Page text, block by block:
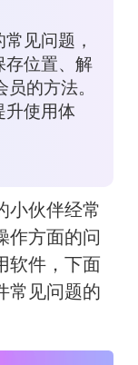
见问题，
存位置、解
的方法。
升使用体
小伙伴经常
作方面的问
软件，下面
常见问题的